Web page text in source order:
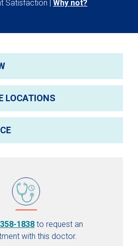
Satisfaction Why not?
LOCATIONS
1838 to request an
with this doctor.